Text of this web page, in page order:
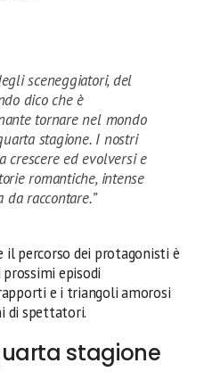
sceneggiatori, del
dico che è
tornare nel mondo
stagione. I nostri
crescere ed evolversi e
romantiche, intense
raccontare.”
il percorso dei protagonisti è
episodi
e i triangoli amorosi
di spettatori.
stagione